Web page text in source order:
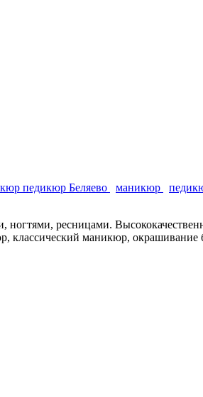
педикюр Беляево маникюр
ногтями, ресницами.
классический маникюр, окрашивание